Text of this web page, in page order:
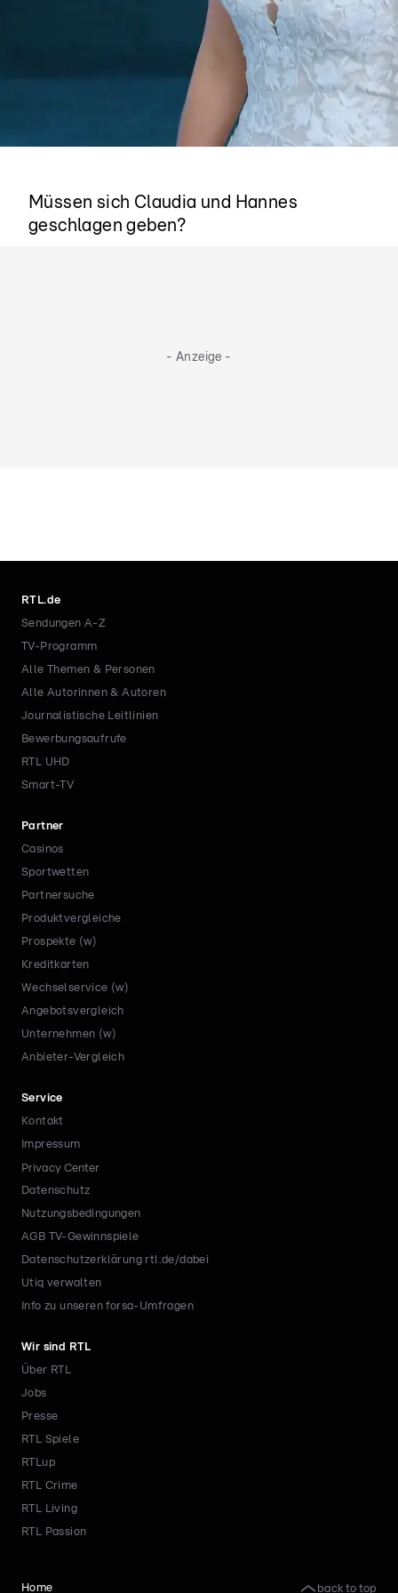
Müssen sich Claudia und Hannes
geschlagen geben?
- Anzeige -
RTL.de
Sendungen A-Z
TV-Programm
Alle Themen & Personen
Alle Autorinnen & Autoren
Journalistische Leitlinien
Bewerbungsaufrufe
RTL UHD
Smart-TV
Partner
Casinos
Sportwetten
Partnersuche
Produktvergleiche
Prospekte (w)
Kreditkarten
Wechselservice (w)
Angebotsvergleich
Unternehmen (w)
Anbieter-Vergleich
Service
Kontakt
Impressum
Privacy Center
Datenschutz
Nutzungsbedingungen
AGB TV-Gewinnspiele
Datenschutzerklärung rtl.de/dabei
Utiq verwalten
Info zu unseren forsa-Umfragen
Wir sind RTL
Über RTL
Jobs
Presse
RTL Spiele
RTLup
RTL Crime
RTL Living
RTL Passion
Home back to top